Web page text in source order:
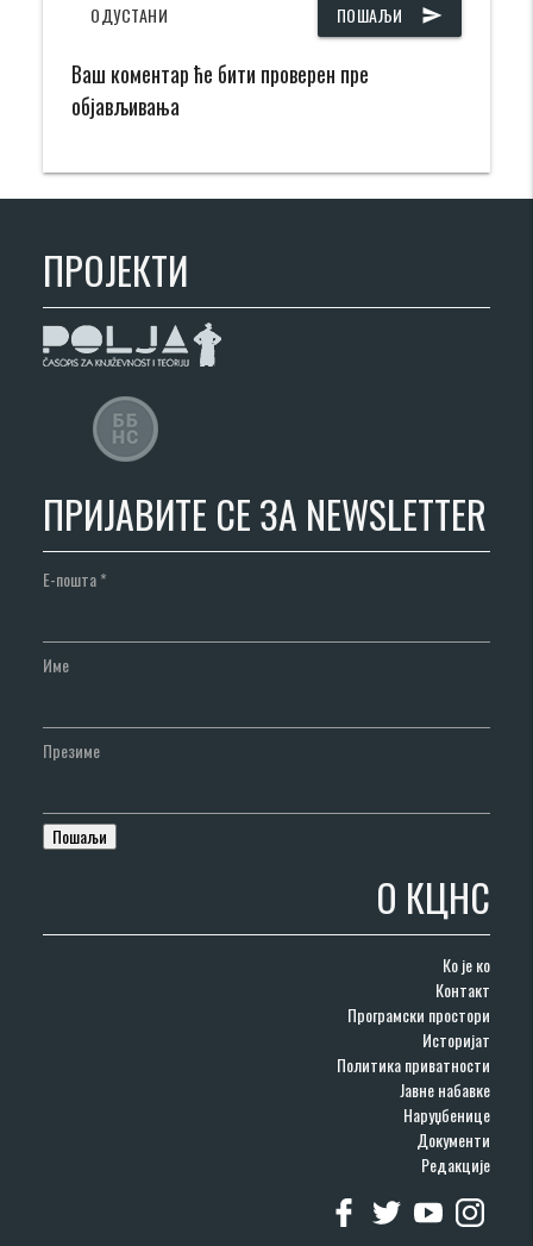
ПОШАЉИ send
ОДУСТАНИ
Ваш коментар ће бити проверен пре
објављивања
ПРОЈЕКТИ
ПРИЈАВИТЕ СЕ ЗА NEWSLETTER
Е-пошта*
Име
Презиме
О КЦНС
Ко је ко
Контакт
Програмски простори
Историјат
Политика приватности
Јавне набавке
Наруџбенице
Документи
Редакције